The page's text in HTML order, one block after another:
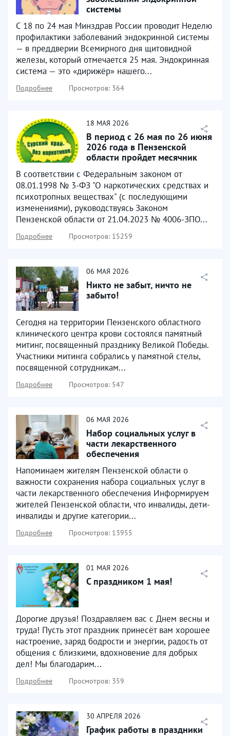
системы
С 18 по 24 мая Минздрав России проводит Неделю
профилактики заболеваний эндокринной системы
— в преддверии Всемирного дня щитовидной
железы, который отмечается 25 мая. Эндокринная
система — это «дирижёр» нашего...
Подробнее Просмотров: 364
18 МАЯ 2026
В период с 26 мая по 26 июня
2026 года в Пензенской
области пройдет месячник
В соответствии с Федеральным законом от
08.01.1998 № 3-ФЗ "О наркотических средствах и
психотропных веществах" (с последующими
изменениями), руководствуясь Законом
Пензенской области от 21.04.2023 № 4006-ЗПО...
Подробнее Просмотров: 15259
06 МАЯ 2026
Никто не забыт, ничто не
забыто!
Сегодня на территории Пензенского областного
клинического центра крови состоялся памятный
митинг, посвященный празднику Великой Победы.
Участники митинга собрались у памятной стелы,
посвященной сотрудникам...
Подробнее Просмотров: 547
06 МАЯ 2026
Набор социальных услуг в
части лекарственного
обеспечения
Напоминаем жителям Пензенской области о
важности сохранения набора социальных услуг в
части лекарственного обеспечения Информируем
жителей Пензенской области, что инвалиды, дети-
инвалиды и другие категории...
Подробнее Просмотров: 13955
01 МАЯ 2026
С праздником 1 мая!
Дорогие друзья! Поздравляем вас с Днем весны и
труда! Пусть этот праздник принесёт вам хорошее
настроение, заряд бодрости и энергии, радость от
общения с близкими, вдохновение для добрых
дел! Мы благодарим...
Подробнее Просмотров: 359
30 АПРЕЛЯ 2026
График работы в праздники